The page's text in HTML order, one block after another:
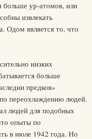
больше ур-атомов, или
извлекать
Одом является то, что
низких
больше
предков»
переохлаждению людей.
людей для подобных
опыты по
в июле 1942 года. Но